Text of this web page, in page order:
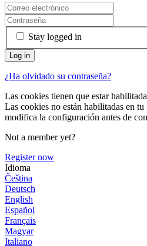
Stay logged in
¿Ha olvidado su contraseña?
Las cookies tienen que estar
Las cookies no están habilitadas en
modifica la configuración antes de
Not a member yet?
Register now
Idioma
Čeština
Deutsch
English
Español
Français
Magyar
Italiano